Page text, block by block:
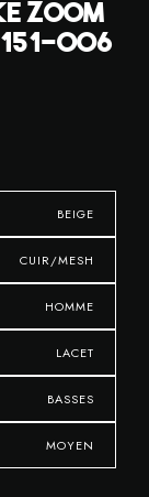
ZOOM
006
BEIGE
CUIR/MESH
HOMME
LACET
BASSES
MOYEN